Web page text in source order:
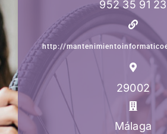
952 35 91 23
http://
29002
Málaga